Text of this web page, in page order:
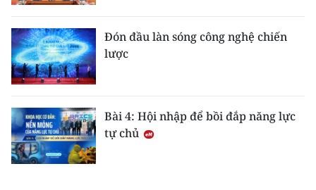
Đón đầu làn sóng công nghệ chiến
lược
Bài 4: Hội nhập để bồi đắp năng lực
tự chủ